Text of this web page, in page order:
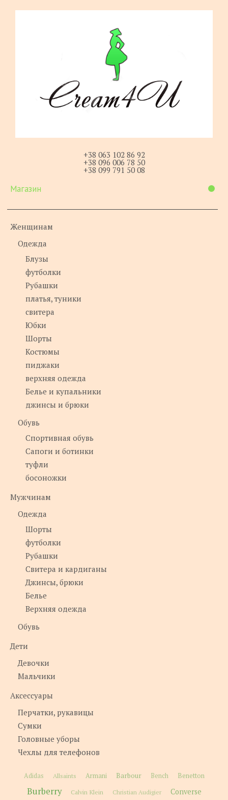
+38 063 102 86 92
+38 096 006 78 50
+38 099 791 50 08
Магазин
Женщинам
Одежда
Блузы
футболки
Рубашки
платья, туники
свитера
Юбки
Шорты
Костюмы
пиджаки
верхняя одежда
Белье и купальники
джинсы и брюки
Обувь
Спортивная обувь
Сапоги и ботинки
туфли
босоножки
Мужчинам
Одежда
Шорты
футболки
Рубашки
Свитера и кардиганы
Джинсы, брюки
Белье
Верхняя одежда
Обувь
Дети
Девочки
Мальчики
Аксессуары
Перчатки, рукавицы
Сумки
Головные уборы
Чехлы для телефонов
Adidas Allsaints Armani Barbour Bench Benetton
Burberry Calvin Klein Christian Audigier Converse